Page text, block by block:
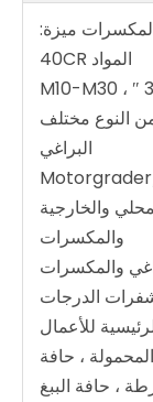
ميزة:
المواد 40CR
النوع مختلف
البراغي
والمكسرات
والمكسرات
الدرجات
للأعمال
، حافة
، حافة الببغ